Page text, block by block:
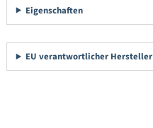
Eigenschaften
EU verantwortlicher Hersteller